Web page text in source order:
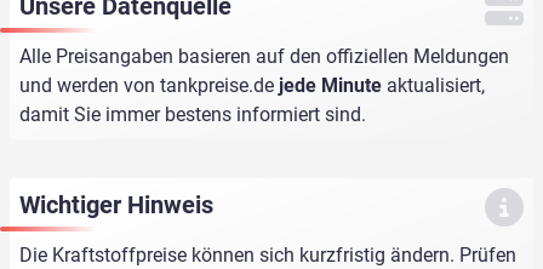
Unsere Datenquelle
Alle Preisangaben basieren auf den offiziellen Meldungen
und werden von tankpreise.de jede Minute aktualisiert,
damit Sie immer bestens informiert sind.
Wichtiger Hinweis
Die Kraftstoffpreise können sich kurzfristig ändern. Prüfen